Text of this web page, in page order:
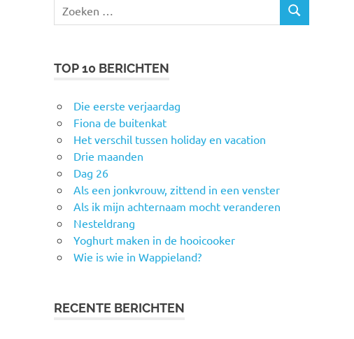
naar:
ZOEKEN
TOP 10 BERICHTEN
Die eerste verjaardag
Fiona de buitenkat
Het verschil tussen holiday en vacation
Drie maanden
Dag 26
Als een jonkvrouw, zittend in een venster
Als ik mijn achternaam mocht veranderen
Nesteldrang
Yoghurt maken in de hooicooker
Wie is wie in Wappieland?
RECENTE BERICHTEN